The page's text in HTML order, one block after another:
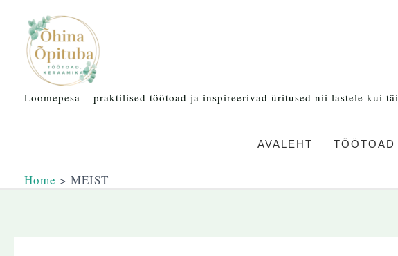
content
Loomepesa – praktilised töötoad ja inspireerivad üritused nii lastele kui
AVALEHT TÖÖTOAD
Home MEIST